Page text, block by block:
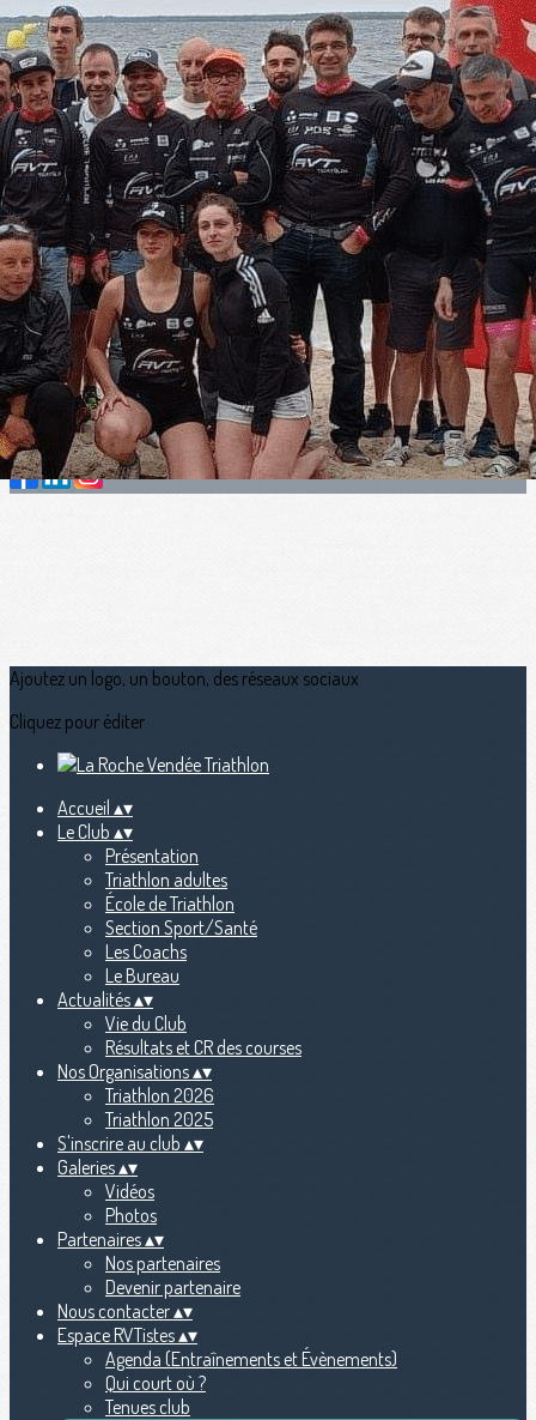
Exporter les lignes sélectionnées
Exporter toutes les colonnes
Exporter uniquement les colonnes affichées
Menu
?>
Images de la page d'accueil
Cliquez pour éditer
Texte, bouton et/ou inscription à la newsletter
Cliquez pour éditer
Je m'abonne à la newsletter
OK
Ajoutez un logo, un bouton, des réseaux sociaux
Cliquez pour éditer
Accueil ▴▾
Le Club ▴▾
Présentation
Triathlon adultes
École de Triathlon
Section Sport/Santé
Les Coachs
Le Bureau
Actualités▴▾
Vie du Club
Résultats et CR des courses
Nos Organisations▴▾
Triathlon 2026
Triathlon 2025
S'inscrire au club ▴▾
Galeries▴▾
Vidéos
Photos
Partenaires▴▾
Nos partenaires
Devenir partenaire
Nous contacter▴▾
Espace RVTistes▴▾
Agenda (Entraînements et Évènements)
Qui court où ?
Tenues club